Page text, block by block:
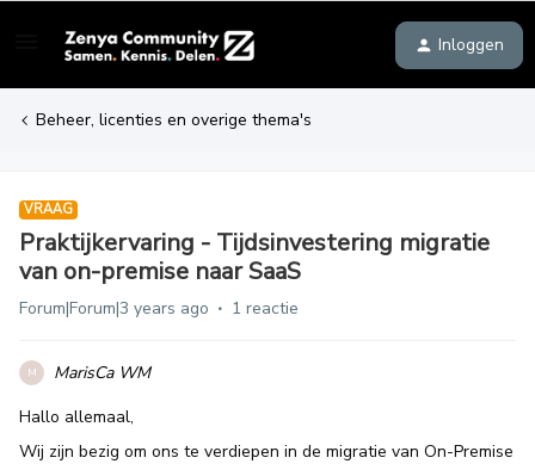
Inloggen
Beheer, licenties en overige thema's
VRAAG
Praktijkervaring - Tijdsinvestering migratie
van on-premise naar SaaS
Forum|Forum|3 years ago 1 reactie
M
MarisCa WM
Hallo allemaal,
Wij zijn bezig om ons te verdiepen in de migratie van On-Premise